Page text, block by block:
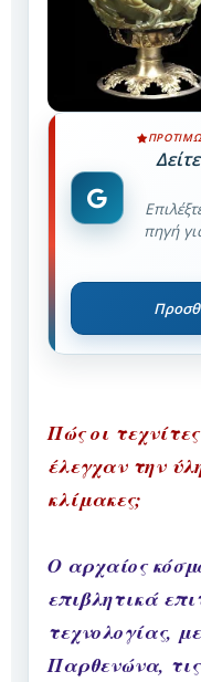
πηγή
Πώς οι
έλεγχαν την
κλίμακες;
Ο αρχαίος
επιβλητικά
τεχνολογίας,
Παρθενώνα,